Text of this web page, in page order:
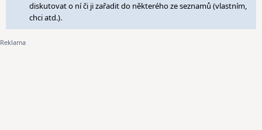
diskutovat o ní či ji zařadit do některého ze seznamů (vlastním,
chci atd.).